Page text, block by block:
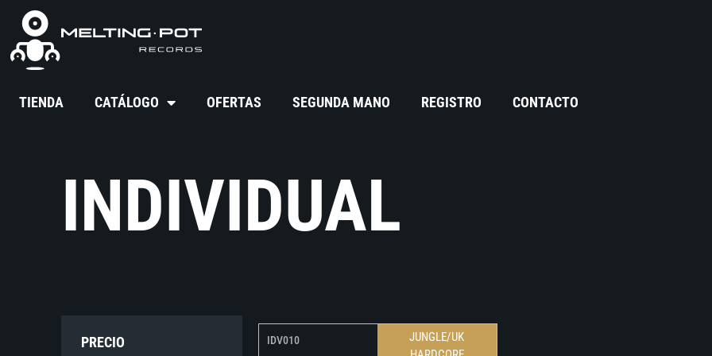
TIENDA CATÁLOGO OFERTAS SEGUNDA MANO REGISTRO CONTACTO
INDIVIDUAL
PRECIO IDV010
JUNGLE/UK